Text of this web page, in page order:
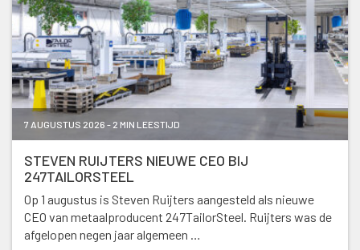
7 AUGUSTUS 2026 - 2 MIN LEESTIJD
STEVEN RUIJTERS NIEUWE CEO BIJ
247TAILORSTEEL
Op 1 augustus is Steven Ruijters aangesteld als nieuwe
CEO van metaalproducent 247TailorSteel. Ruijters was de
afgelopen negen jaar algemeen …